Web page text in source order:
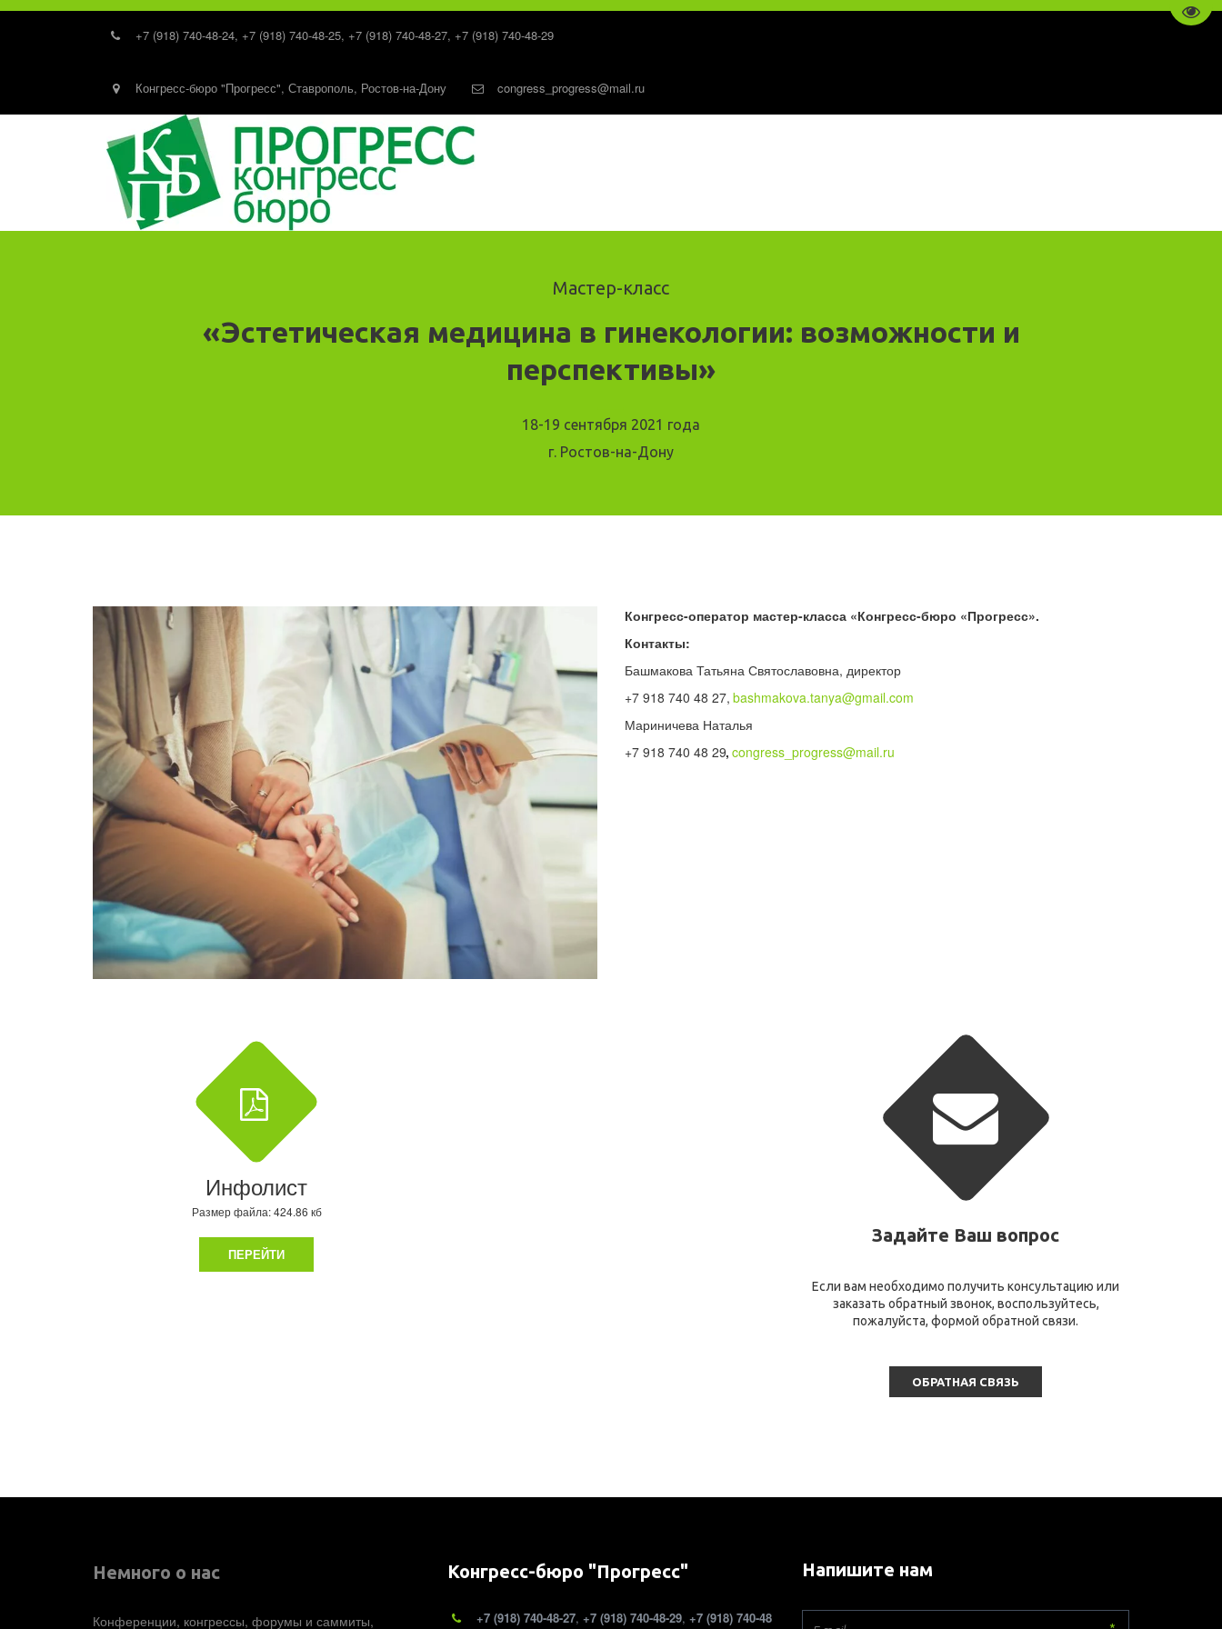
+7 (918) 740-48-24, +7 (918) 740-48-25, +7 (918) 740-48-27, +7 (918) 740-48-29
Конгресс-бюро "Прогресс", Ставрополь, Ростов-на-Дону congress_progress@mail.ru
Мастер-класс
«Эстетическая медицина в гинекологии: возможности и
перспективы»
18-19 сентября 2021 года
г. Ростов-на-Дону
Конгресс-оператор мастер-класса «Конгресс-бюро «Прогресс».
Контакты:
Башмакова Татьяна Святославовна, директор
+7 918 740 48 27,bashmakova.tanya@gmail.com
Мариничева Наталья
+7 918 740 48 29,congress_progress@mail.ru
Инфолист
Размер файла: 424.86 кб
ПЕРЕЙТИ
Задайте Ваш вопрос
Если вам необходимо получить консультацию или
заказать обратный звонок, воспользуйтесь,
пожалуйста, формой обратной связи.
ОБРАТНАЯ СВЯЗЬ
Немного о нас
Конференции, конгрессы, форумы и саммиты,
Конгресс-бюро "Прогресс"
+7 (918) 740-48-27, +7 (918) 740-48-29, +7 (918) 740-48
Напишите нам